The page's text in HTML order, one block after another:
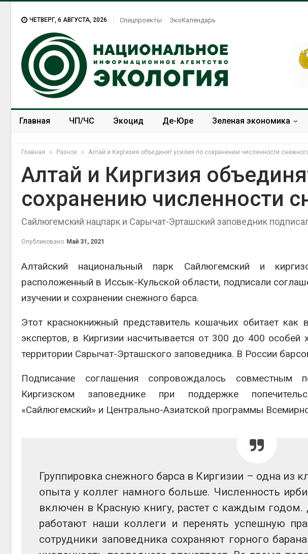
ЧЕТВЕРГ, 6 АВГУСТА, 2026 Спецпроекты ЭкоКалендарь
Главная ЧП/ЧС Экоцид Де-Юре Зеленая экономика
Главная Разное Алтай и Киргизия объединят усилия по сохранению численности
Алтай и Киргизия
сохранению численности
Сайлюгемский нацпарк и Сарычат-Эрташский заповедник
Опубликовано Май 31, 2021
Алтайский национальный парк Сайлюгемский и
расположенный в Иссык-Кульской области, подписали
изучении и сохранении снежного барса.
Этот краснокнижный представитель кошачьих обитает
экспертов, в Киргизии насчитывается от 300 до 400
территории Сарычат-Эрташского заповедника. В России
Подписание соглашения сопровождалось
Киргизском заповеднике при поддержке
«Сайлюгемский» и Центрально-Азиатской программы
Группировка снежного барса в Киргизии – одна из
опыта у коллег намного больше. Численность
включен в Красную книгу, растет с каждым
работают наши коллеги и перенять успешную
сотрудники заповедника сохраняют горного
В Домодедове
ликвидируют
химикатов после пожара
Авг 6, 2026
Изменение климата
по всему миру
Авг 6, 2026
стоимость установки
бизнеса
Авг 6, 2026
летие трёхдневным
фестивалем
Суд запретил
использовать
израильской тюрьмы
Авг 5, 2026
Панамский
ограничивает
пресной воды
Шэньси из-за
тыс. человек
установили
экообменники
вторсырья
Авг 6, 2026
получать
из воздуха с
Авг 6, 2026
для контроля
площадок
Европа теряет
больше лесной
биомассы из-за
Авг 6, 2026